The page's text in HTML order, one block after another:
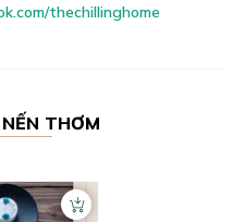
thechillinghome
NẾN THƠM